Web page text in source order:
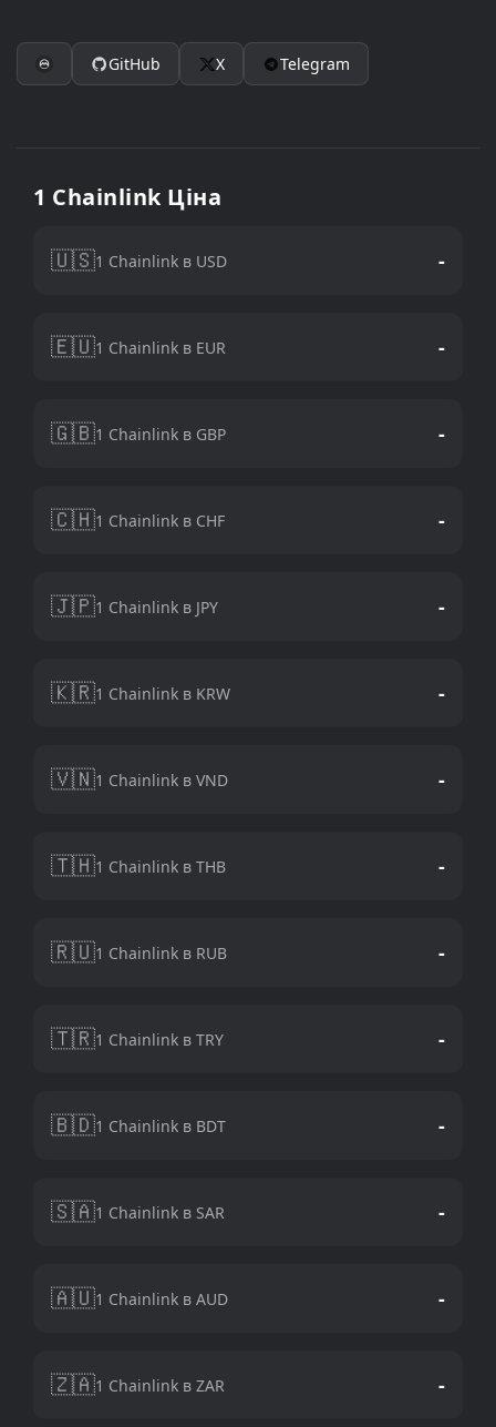
GitHub X Telegram
1 Chainlink Ціна
🇺🇸1 Chainlink в USD -
🇪🇺1 Chainlink в EUR -
🇬🇧1 Chainlink в GBP -
🇨🇭1 Chainlink в CHF -
🇯🇵1 Chainlink в JPY -
🇰🇷1 Chainlink в KRW -
🇻🇳1 Chainlink в VND -
🇹🇭1 Chainlink в THB -
🇷🇺1 Chainlink в RUB -
🇹🇷1 Chainlink в TRY -
🇧🇩1 Chainlink в BDT -
🇸🇦1 Chainlink в SAR -
🇦🇺1 Chainlink в AUD -
🇿🇦1 Chainlink в ZAR -